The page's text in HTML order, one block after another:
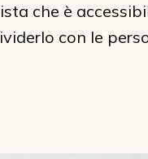
che è
con le